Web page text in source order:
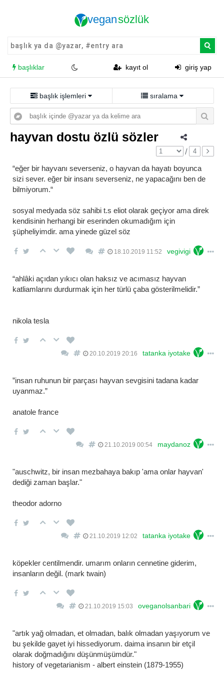
başlıklar kayıt ol giriş yap
başlık işlemleri sıralama
hayvan dostu özlü sözler
/ 4
“eğer bir hayvanı severseniz, o hayvan da hayatı boyunca
sizi sever. eğer bir insanı severseniz, ne yapacağını ben de
bilmiyorum.“
sosyal medyada söz sahibi t.s eliot olarak geçiyor ama direk
kendisinin herhangi bir eserinden okumadığım için
şüpheliyimdir. ama yinede güzel söz
18.10.2019 11:52 vegivigi
“ahlâki açıdan yıkıcı olan haksız ve acımasız hayvan
katliamlarını durdurmak için her türlü çaba gösterilmelidir.”
nikola tesla
20.10.2019 20:16 tatanka iyotake
”i̇nsan ruhunun bir parçası hayvan sevgisini tadana kadar
uyanmaz.”
anatole france
21.10.2019 00:54 maydanoz
"auschwitz, bir insan mezbahaya bakıp 'ama onlar hayvan'
dediği zaman başlar."
theodor adorno
21.10.2019 12:02 tatanka iyotake
köpekler centilmendir. umarım onların cennetine giderim,
insanların değil. (mark twain)
21.10.2019 15:03 oveganolsanbari
"artık yağ olmadan, et olmadan, balık olmadan yaşıyorum ve
bu şekilde gayet iyi hissediyorum. daima insanın bir etçil
olarak doğmadığını düşünmüşümdür."
history of vegetarianism - albert einstein (1879-1955)